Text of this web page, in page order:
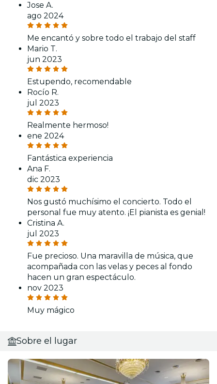
Jose A.
ago 2024
Me encantó y sobre todo el trabajo del staff
Mario T.
jun 2023
Estupendo, recomendable
Rocío R.
jul 2023
Realmente hermoso!
ene 2024
Fantástica experiencia
Ana F.
dic 2023
Nos gustó muchísimo el concierto. Todo el
personal fue muy atento. ¡El pianista es genial!
Cristina A.
jul 2023
Fue precioso. Una maravilla de música, que
acompañada con las velas y peces al fondo
hacen un gran espectáculo.
nov 2023
Muy mágico
Sobre el lugar